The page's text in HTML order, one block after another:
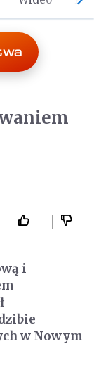
i
w Nowym